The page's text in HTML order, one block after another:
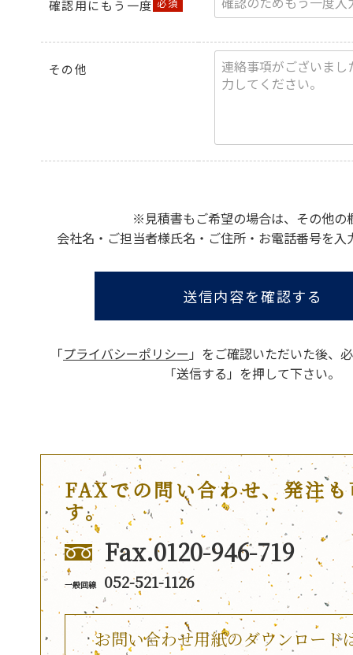
確認用にもう一度
その他
※見積書もご希望の場合は、その他の
会社名・ご担当者様氏名・ご住所・お電話番号を入
送信内容を確認する
「プライバシーポリシー 」をご確認いただいた後、
「送信する」を押して下さい。
FAXでの問い合わせ、発注
す。
Fax.0120-946-719
一般回線 052-521-1126
お問い合わせ用紙のダウンロード